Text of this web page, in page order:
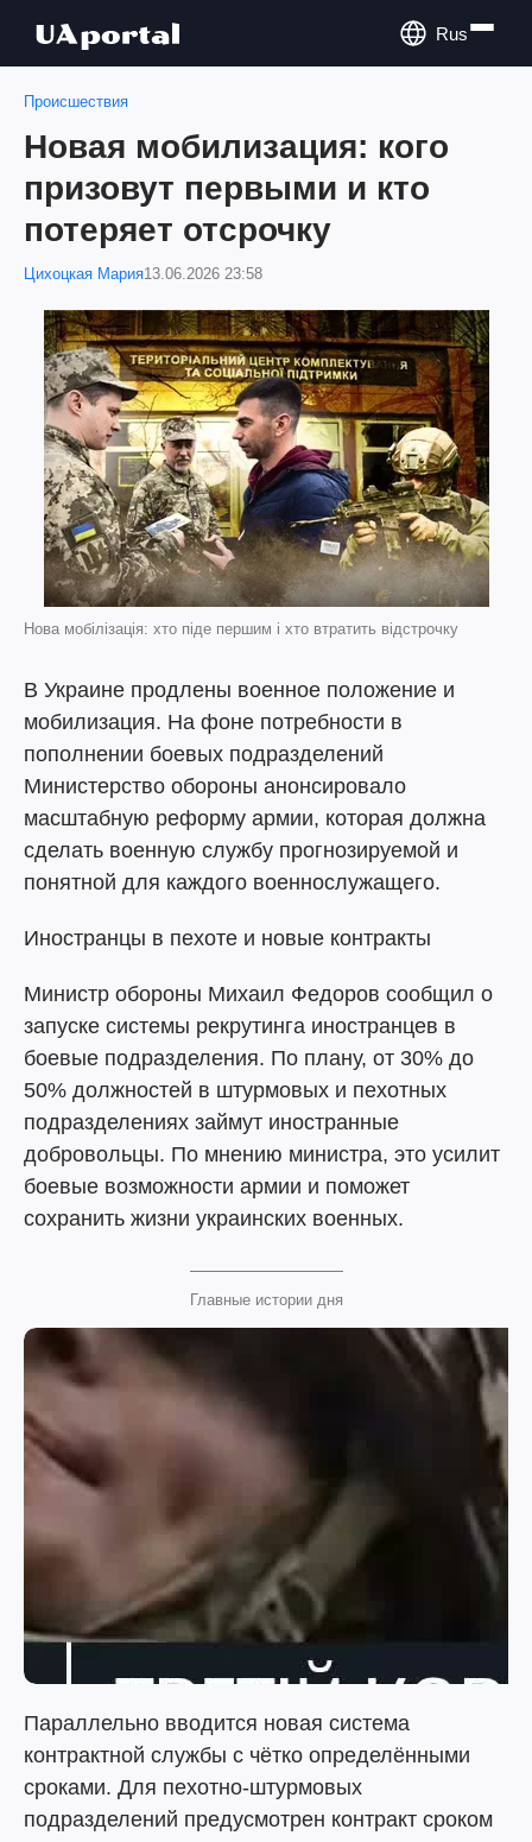
Rus
Происшествия
Новая мобилизация: кого
призовут первыми и кто
потеряет отсрочку
Цихоцкая Мария13.06.2026 23:58
Нова мобілізація: хто піде першим і хто втратить відстрочку
В Украине продлены военное положение и
мобилизация. На фоне потребности в
пополнении боевых подразделений
Министерство обороны анонсировало
масштабную реформу армии, которая должна
сделать военную службу прогнозируемой и
понятной для каждого военнослужащего.
Иностранцы в пехоте и новые контракты
Министр обороны Михаил Федоров сообщил о
запуске системы рекрутинга иностранцев в
боевые подразделения. По плану, от 30% до
50% должностей в штурмовых и пехотных
подразделениях займут иностранные
добровольцы. По мнению министра, это усилит
боевые возможности армии и поможет
сохранить жизни украинских военных.
Главные истории дня
Параллельно вводится новая система
контрактной службы с чётко определёнными
сроками. Для пехотно-штурмовых
подразделений предусмотрен контракт сроком